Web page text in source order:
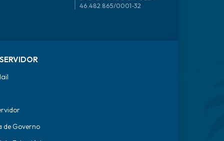
46.482.865/0001-32
de Governo